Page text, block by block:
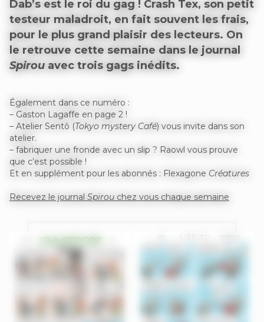
Dab’s est le roi du gag ! Crash Tex, son petit
testeur maladroit, en fait souvent les frais,
pour le plus grand plaisir des lecteurs. On
le retrouve cette semaine dans le journal
Spirou avec trois gags inédits.
Également dans ce numéro :
– Gaston Lagaffe en page 2 !
– Atelier Sentô (Tokyo mystery Café) vous invite dans son
atelier.
– fabriquer une fronde avec un slip ? Raowl vous prouve
que c’est possible !
Et en supplément pour les abonnés : Flexagone Créatures
Recevez le journal Spirou chez vous chaque semaine